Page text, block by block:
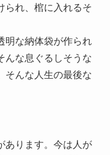
られ、棺に入れるそ
明な納体袋が作られ
んな息ぐるしそうな
そんな人生の最後な
あります。今は人が